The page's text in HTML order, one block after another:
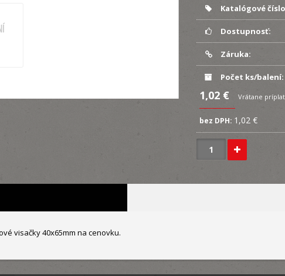
Katalógové
Dostupnosť:
Záruka:
Počet ks/balení:
1,02 € Vrátane
bez DPH: 1,02 €
visačky 40x65mm na cenovku.